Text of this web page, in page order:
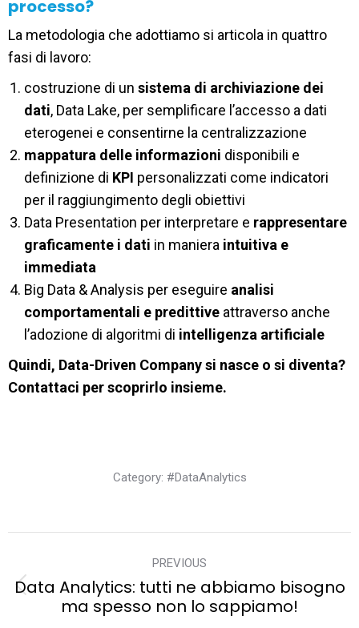
processo?
La metodologia che adottiamo si articola in quattro
fasi di lavoro:
costruzione di un sistema di archiviazione dei
dati, Data Lake, per semplificare l’accesso a dati
eterogenei e consentirne la centralizzazione
mappatura delle informazioni disponibili e
definizione di KPI personalizzati come indicatori
per il raggiungimento degli obiettivi
Data Presentation per interpretare e rappresentare
graficamente i dati in maniera intuitiva e
immediata
Big Data & Analysis per eseguire analisi
comportamentali e predittive attraverso anche
l’adozione di algoritmi di intelligenza artificiale
Quindi, Data-Driven Company si nasce o si diventa?
Contattaci per scoprirlo insieme.
Category: #DataAnalytics
PREVIOUS
Previous
post:
Data Analytics: tutti ne abbiamo bisogno
ma spesso non lo sappiamo!